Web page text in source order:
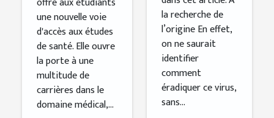
une nouvelle voie
d'accès aux études
de santé. Elle ouvre
la porte à une
multitude de
carrières dans le
domaine médical,...
la recherche de
l’origine En effet,
on ne saurait
identifier
comment
éradiquer ce virus,
sans...